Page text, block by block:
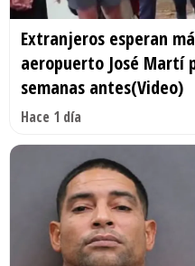
Extranjeros esperan
aeropuerto José Martí
semanas antes(Video)
Hace 1 día